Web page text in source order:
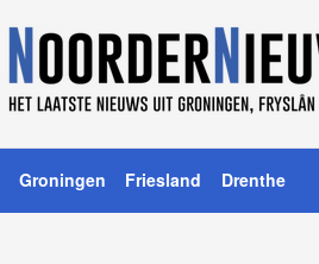
Groningen Friesland Drenthe